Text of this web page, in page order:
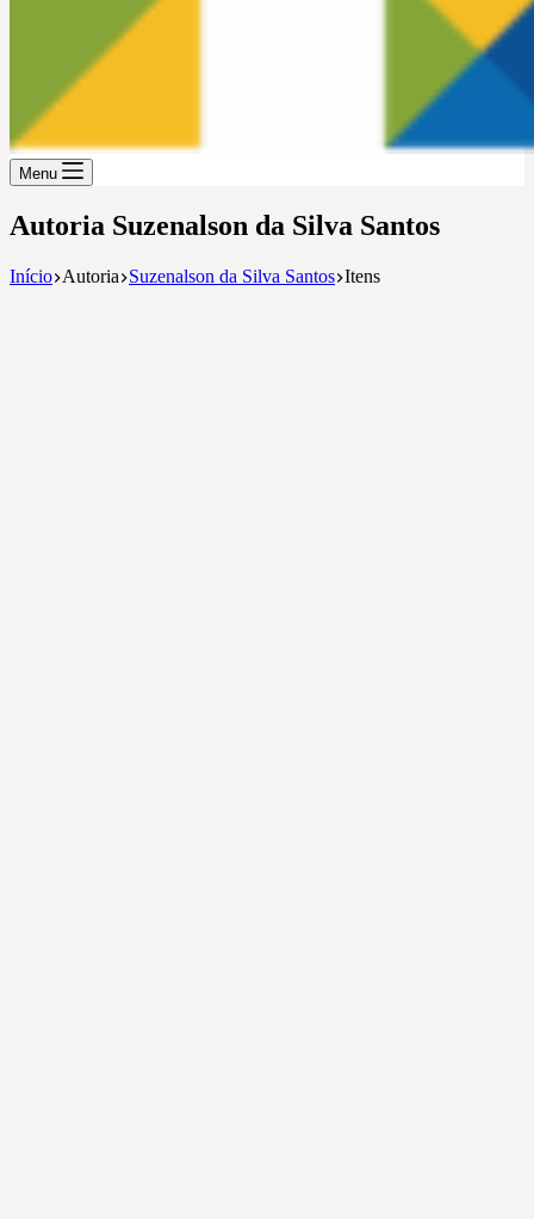
Menu
Autoria Suzenalson da Silva Santos
Início Autoria Suzenalson da Silva Santos Itens